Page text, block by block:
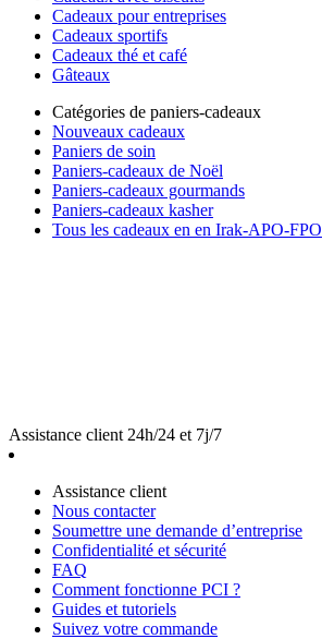
Cadeaux pour entreprises
Cadeaux sportifs
Cadeaux thé et café
Gâteaux
Catégories de paniers-cadeaux
Nouveaux cadeaux
Paniers de soin
Paniers-cadeaux de Noël
Paniers-cadeaux gourmands
Paniers-cadeaux kasher
Tous les cadeaux en en Irak-APO-FPO
Assistance client 24h/24 et 7j/7
Assistance client
Nous contacter
Soumettre une demande d’entreprise
Confidentialité et sécurité
FAQ
Comment fonctionne PCI ?
Guides et tutoriels
Suivez votre commande